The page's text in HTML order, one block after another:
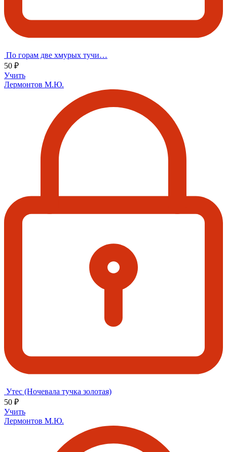
По горам две хмурых тучи…
50 ₽
Учить
Лермонтов М.Ю.
Утес (Ночевала тучка золотая)
50 ₽
Учить
Лермонтов М.Ю.